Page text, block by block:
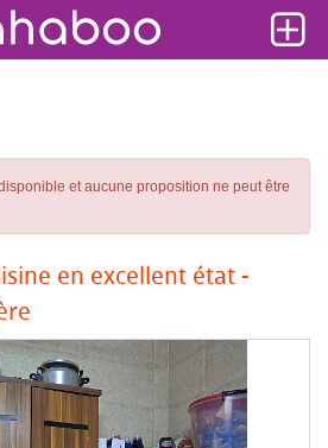
et aucune proposition ne peut être
en excellent état -